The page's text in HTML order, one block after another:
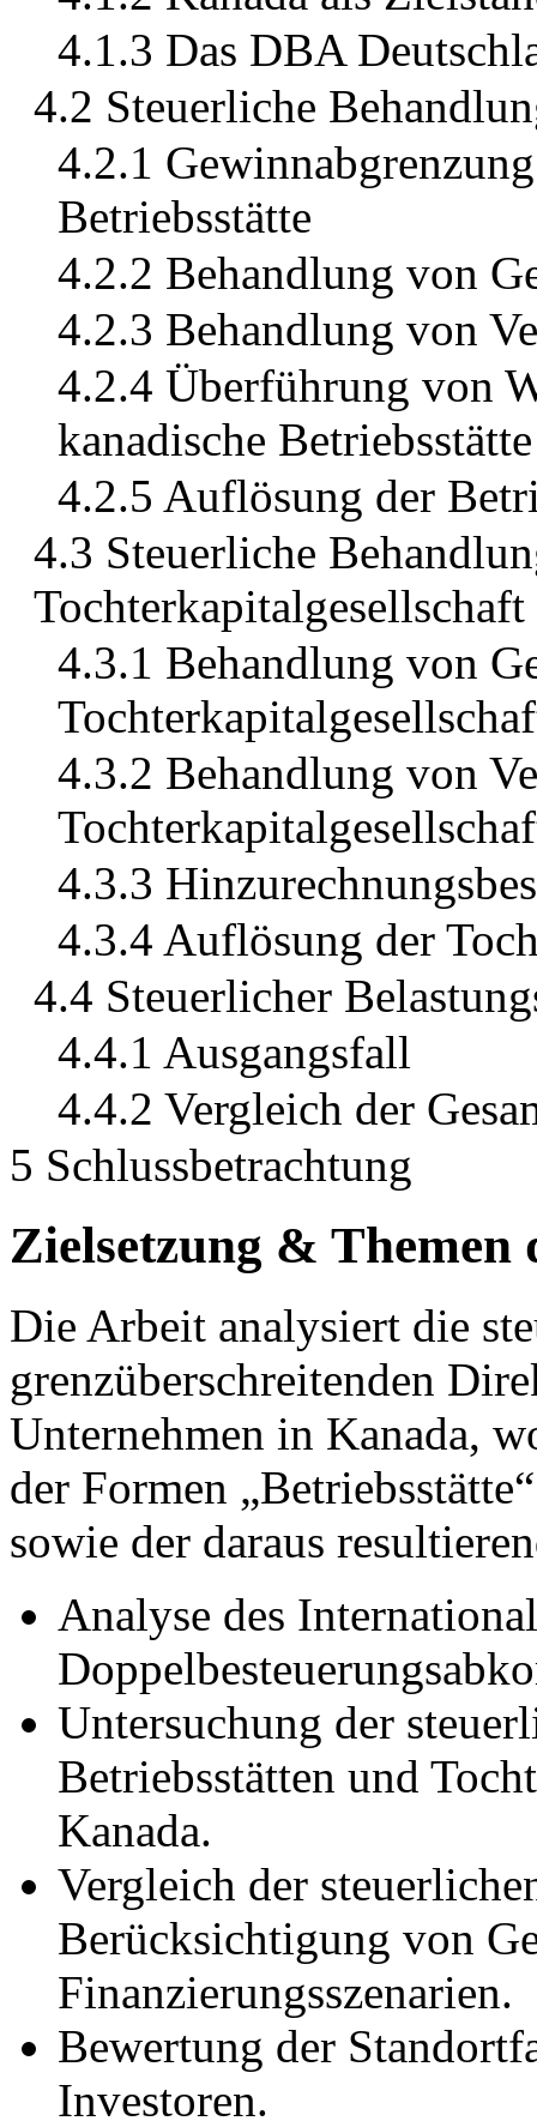
4.1.3 Das DBA
4.2 Steuerliche
4.2.1
Betriebsstätte
4.2.2 Behandlung von
4.2.3 Behandlung von
4.2.4 Überführung von
kanadische Betriebsstätte
4.2.5 Auflösung der
4.3 Steuerliche
Tochterkapitalgesellschaft
4.3.1 Behandlung von
4.3.2 Behandlung von
4.3.3
4.3.4 Auflösung der
4.4 Steuerlicher
4.4.1 Ausgangsfall
4.4.2 Vergleich der
5 Schlussbetrachtung
Zielsetzung & Themen
Die Arbeit analysiert die
grenzüberschreitenden
Unternehmen in Kanada,
der Formen
sowie der daraus
Analyse des
Untersuchung der
Betriebsstätten und
Kanada.
Vergleich der
Berücksichtigung von
Finanzierungsszenarien.
Bewertung der
Investoren.